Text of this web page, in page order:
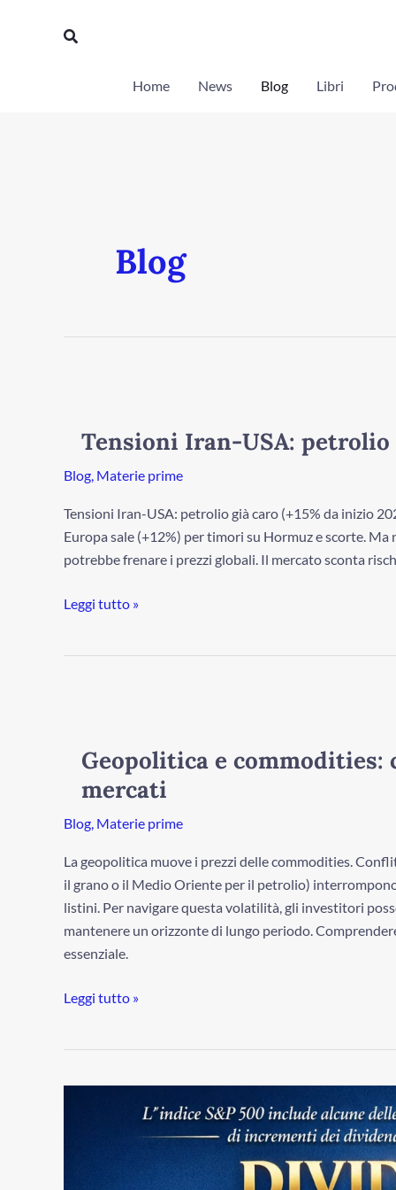
Cerca
Home News Blog Libri
Blog
Tensioni Iran-USA: petrolio
Blog, Materie prime
Tensioni Iran-USA: petrolio già caro (+15% da inizio
Europa sale (+12%) per timori su Hormuz e scorte.
potrebbe frenare i prezzi globali. Il mercato sconta
USA:
petrolio
già
gas
ancora
a
Leggi tutto »
Geopolitica e commodities:
mercati
Blog, Materie prime
La geopolitica muove i prezzi delle commodities.
il grano o il Medio Oriente per il petrolio)
listini. Per navigare questa volatilità, gli investitori
mantenere un orizzonte di lungo periodo.
essenziale.
commodities:
come
eventi
i
mercati
Leggi tutto »